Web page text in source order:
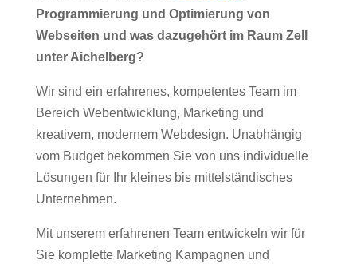
Programmierung und Optimierung von
Webseiten und was dazugehört im Raum Zell
unter Aichelberg?
Wir sind ein erfahrenes, kompetentes Team im
Bereich Webentwicklung, Marketing und
kreativem, modernem Webdesign. Unabhängig
vom Budget bekommen Sie von uns individuelle
Lösungen für Ihr kleines bis mittelständisches
Unternehmen.
Mit unserem erfahrenen Team entwickeln wir für
Sie komplette Marketing Kampagnen und